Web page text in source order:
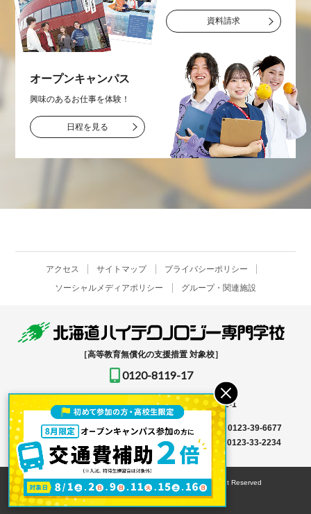
資料請求
オープンキャンパス
興味のあるお仕事を体験！
日程を見る
アクセス サイトマップ
プライバシーポリシー
ソーシャルメディアポリシー
グループ・関連施設
［高等教育無償化の支援措置 対象校］
0120-8119-17
〒061-1396北海道恵庭市恵み野北2-12-1
入学事務局はこちら → TEL0123-39-6666
FAX 0123-39-6677
その他はこちら →
0123-36-8119FAX 0123-33-2234
© HOKKAIDO HIGH-TECHNOLOGY COLLEGE All Right Reserved